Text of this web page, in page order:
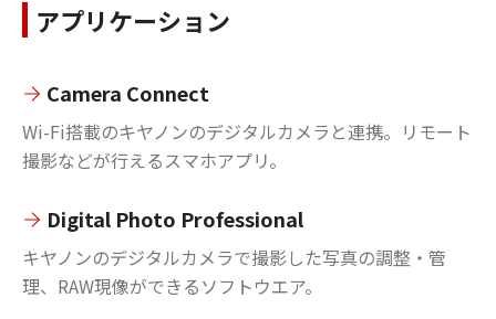
アプリケーション
Camera Connect
Wi-Fi搭載のキヤノンのデジタルカメラと連携。リモート
撮影などが行えるスマホアプリ。
Digital Photo Professional
キヤノンのデジタルカメラで撮影した写真の調整・管
理、RAW現像ができるソフトウエア。